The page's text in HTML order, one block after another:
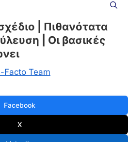
| Πιθανότατα
| Οι βασικές
Facto Team
Facebook
X